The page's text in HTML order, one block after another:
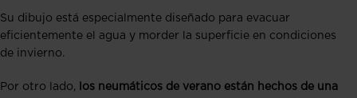
Su dibujo está especialmente diseñado para evacuar
eficientemente el agua y morder la superficie en condiciones
de invierno.
Por otro lado,
los neumáticos de verano están hechos de una